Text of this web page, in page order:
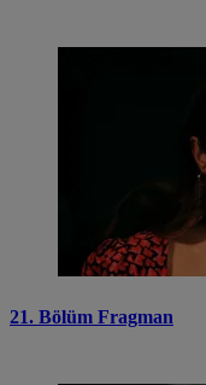
21. Bölüm Fragman